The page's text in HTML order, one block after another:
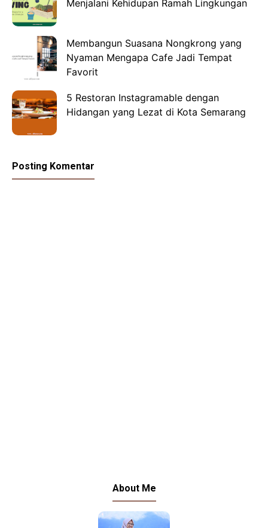
Menjalani Kehidupan Ramah Lingkungan
Membangun Suasana Nongkrong yang
Nyaman Mengapa Cafe Jadi Tempat
Favorit
5 Restoran Instagramable dengan
Hidangan yang Lezat di Kota Semarang
Posting Komentar
About Me